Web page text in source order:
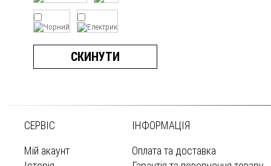
СКИНУТИ
СЕРВІС
Мій акаунт
ІНФОРМАЦІЯ
Оплата та доставка